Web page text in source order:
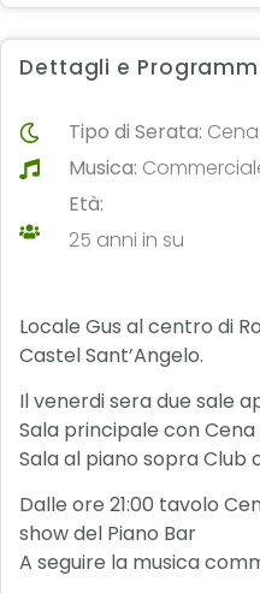
Dettagli e
Tipo di Serata:
Musica:
Età:
25 anni in su
Locale Gus al centro di
Castel Sant’Angelo.
Il venerdi sera due sale
Sala principale con Cena
Sala al piano sopra Club
Dalle ore 21:00 tavolo
show del Piano Bar
A seguire la musica